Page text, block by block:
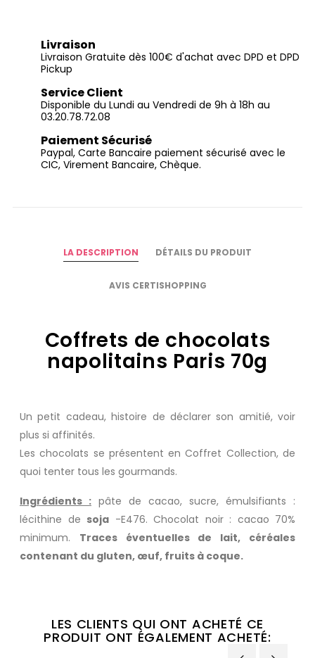
Livraison
Livraison Gratuite dès 100€ d'achat avec DPD et DPD
Pickup
Service Client
Disponible du Lundi au Vendredi de 9h à 18h au
03.20.78.72.08
Paiement Sécurisé
Paypal, Carte Bancaire paiement sécurisé avec le
CIC, Virement Bancaire, Chèque.
LA DESCRIPTION DÉTAILS DU PRODUIT
AVIS CERTISHOPPING
Coffrets de chocolats
napolitains Paris 70g
Un petit cadeau, histoire de déclarer son amitié, voir
plus si affinités.
Les chocolats se présentent en Coffret Collection, de
quoi tenter tous les gourmands.
Ingrédients : pâte de cacao, sucre, émulsifiants :
lécithine de soja -E476. Chocolat noir : cacao 70%
minimum. Traces éventuelles de lait, céréales
contenant du gluten, œuf, fruits à coque.
LES CLIENTS QUI ONT ACHETÉ CE
PRODUIT ONT ÉGALEMENT ACHETÉ: